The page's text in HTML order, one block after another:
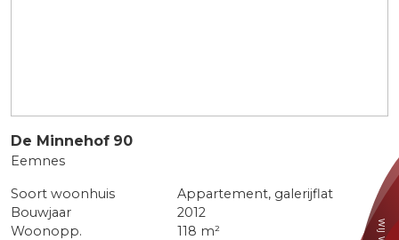
De Minnehof 90
Eemnes
Soort woonhuis
Appartement, galerijflat
Bouwjaar
2012
Woonopp.
118 m²